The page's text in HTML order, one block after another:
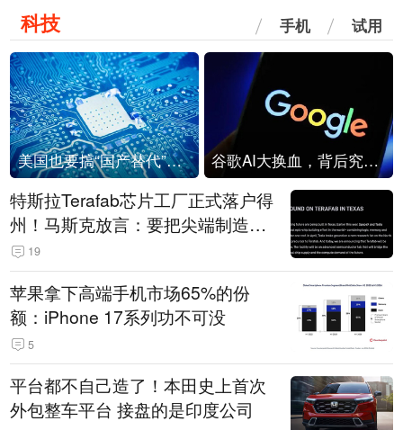
科技 手机 试用
美国也要搞“国产替代”？先算清三笔账 谷歌AI大换血，背后究竟发生了什么？
特斯拉Terafab芯片工厂正式落户得
州！马斯克放言：要把尖端制造带
回美国
19
苹果拿下高端手机市场65%的份
额：iPhone 17系列功不可没
5
平台都不自己造了！本田史上首次
外包整车平台 接盘的是印度公司